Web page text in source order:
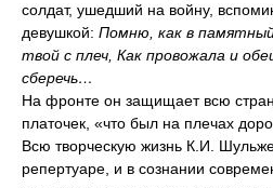
солдат, ушедший на войну,
девушкой: Помню, как в
твой с плеч, Как провожала и
сберечь…
На фронте он защищает всю
платочек, «что был на плечах
Всю творческую жизнь К.И.
репертуаре, и в сознании